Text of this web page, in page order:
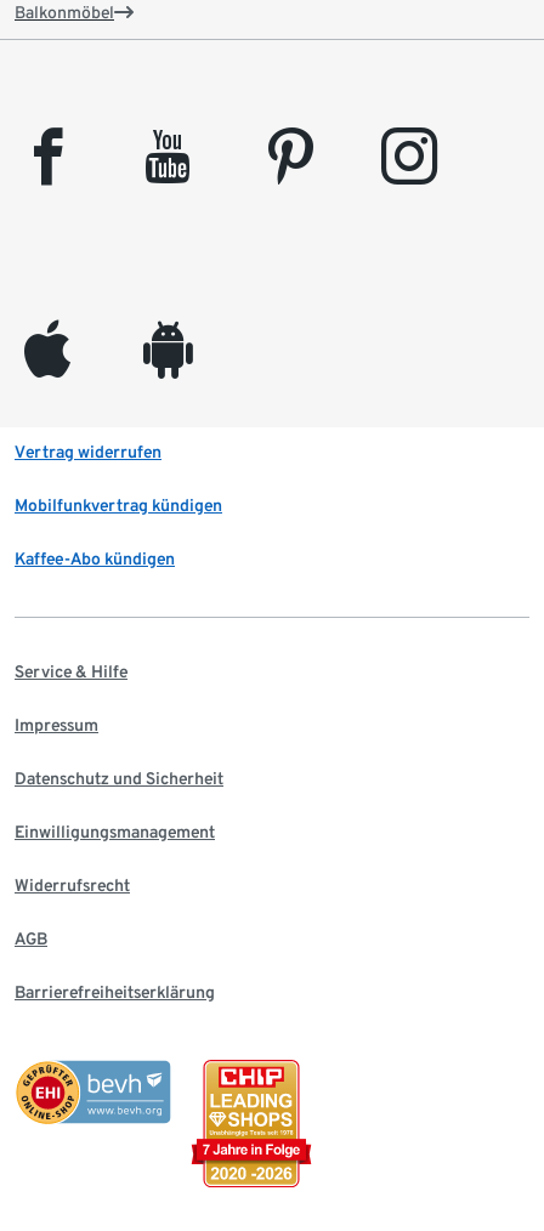
Balkonmöbel
facebook youtube pinterest instagram
appleinc android
Vertrag widerrufen
Mobilfunkvertrag kündigen
Kaffee-Abo kündigen
Service & Hilfe
Impressum
Datenschutz und Sicherheit
Einwilligungsmanagement
Widerrufsrecht
AGB
Barrierefreiheitserklärung